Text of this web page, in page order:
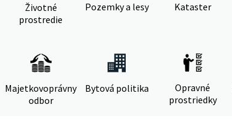
Životné
prostredie
Pozemky a lesy Kataster
Majetkovoprávny
odbor
Bytová politika
Opravné
prostriedky